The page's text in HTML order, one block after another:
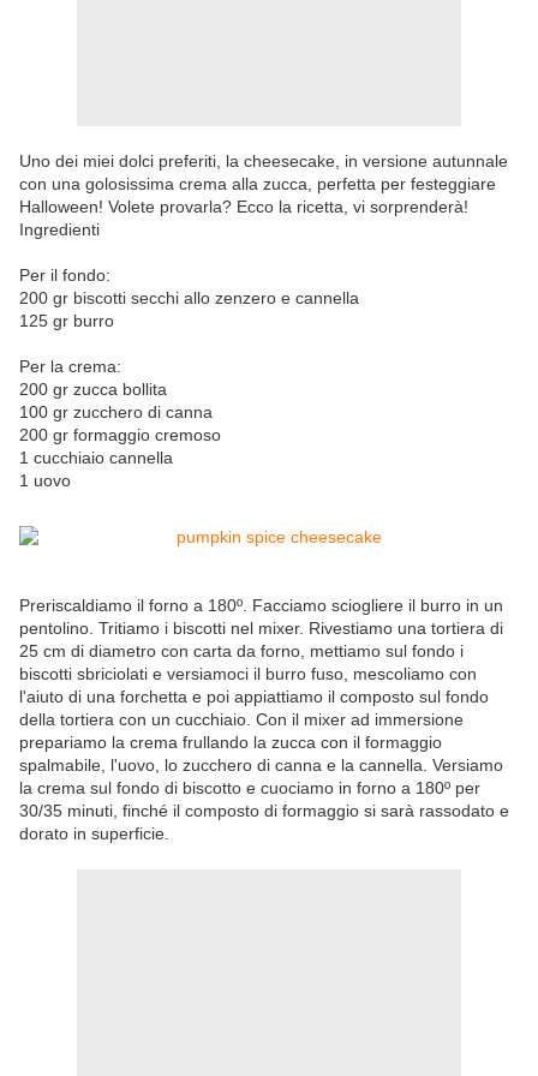
Uno dei miei dolci preferiti, la cheesecake, in versione autunnale
con una golosissima crema alla zucca, perfetta per festeggiare
Halloween! Volete provarla? Ecco la ricetta, vi sorprenderà!
Ingredienti
Per il fondo:
200 gr biscotti secchi allo zenzero e cannella
125 gr burro
Per la crema:
200 gr zucca bollita
100 gr zucchero di canna
200 gr formaggio cremoso
1 cucchiaio cannella
1 uovo
Preriscaldiamo il forno a 180º. Facciamo sciogliere il burro in un
pentolino. Tritiamo i biscotti nel mixer. Rivestiamo una tortiera di
25 cm di diametro con carta da forno, mettiamo sul fondo i
biscotti sbriciolati e versiamoci il burro fuso, mescoliamo con
l'aiuto di una forchetta e poi appiattiamo il composto sul fondo
della tortiera con un cucchiaio. Con il mixer ad immersione
prepariamo la crema frullando la zucca con il formaggio
spalmabile, l'uovo, lo zucchero di canna e la cannella. Versiamo
la crema sul fondo di biscotto e cuociamo in forno a 180º per
30/35 minuti, finché il composto di formaggio si sarà rassodato e
dorato in superficie.